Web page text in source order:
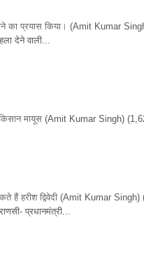
का प्रयास किया। (Amit Kumar
देने वाली...
मायूस (Amit Kumar Singh)
हैं हरीश द्विवेदी (Amit Kumar Singh)
प्रधानमंत्री...